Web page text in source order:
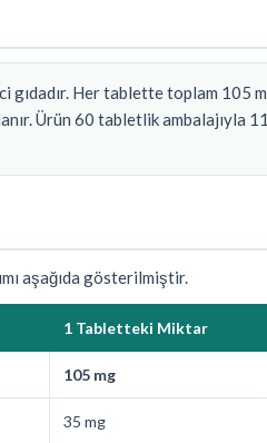
Her tablette toplam 105
Ürün 60 tabletlik ambalajıyla
aşağıda gösterilmiştir.
1 Tabletteki Miktar
105 mg
35 mg